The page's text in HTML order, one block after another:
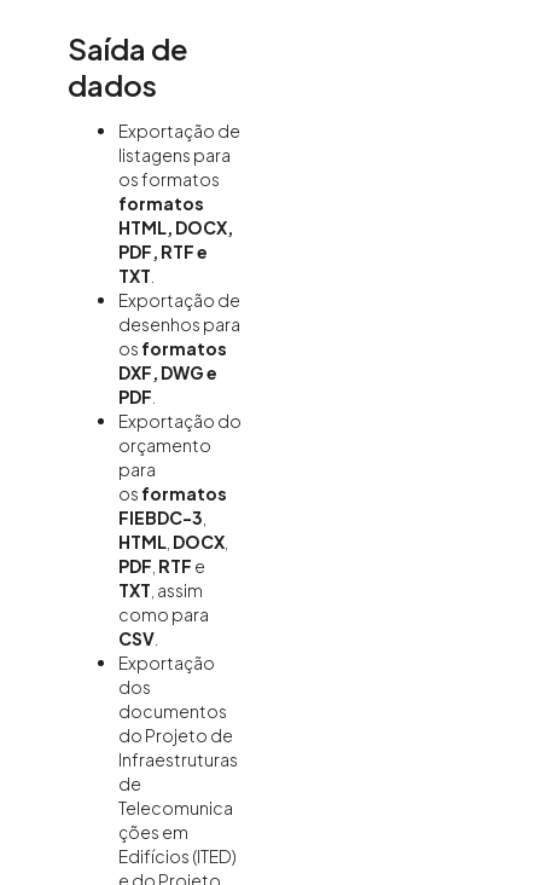
Saída de
dados
Exportação de
listagens para
os formatos
formatos
HTML, DOCX,
PDF, RTF e
TXT
Exportação de
desenhos para
os formatos
DXF, DWG e
PDF
Exportação do
orçamento
para
os formatos
FIEBDC-3
HTML DOCX
PDF RTF e
TXT , assim
como para
CSV
Exportação
dos
documentos
do Projeto de
Infraestruturas
de
Telecomunica
ções em
Edifícios (ITED)
e do Projeto